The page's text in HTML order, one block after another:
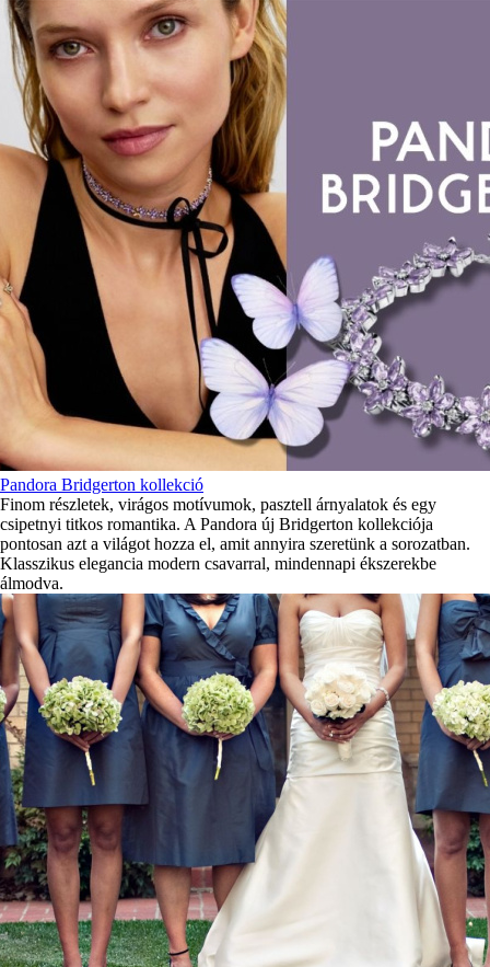
Pandora Bridgerton kollekció
Finom részletek, virágos motívumok, pasztell árnyalatok és egy
csipetnyi titkos romantika. A Pandora új Bridgerton kollekciója
pontosan azt a világot hozza el, amit annyira szeretünk a sorozatban.
Klasszikus elegancia modern csavarral, mindennapi ékszerekbe
álmodva.